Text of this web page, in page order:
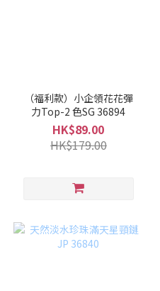
（福利款）小企領花花彈
力Top-2 色SG 36894
HK$89.00
HK$179.00